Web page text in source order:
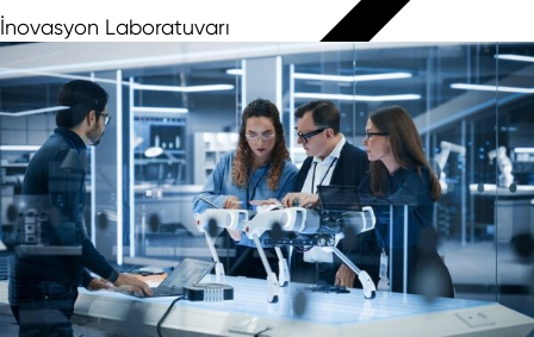
İnovasyon Laboratuvarı